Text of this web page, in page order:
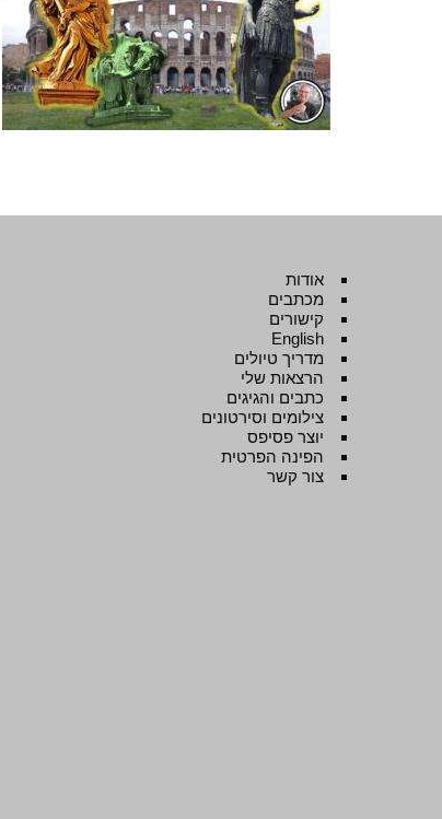
אודות
מכתבים
קישורים
English
מדריך טיולים
הרצאות שלי
כתבים והגיגים
צילומים וסירטונים
יוצר פסיפס
הפינה הפרטית
צור קשר